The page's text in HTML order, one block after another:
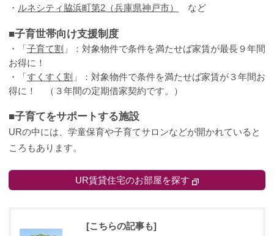
・ ルネシティ脇浜町第2（兵庫県神戸市） など
■子育世帯向け支援制度
・「子育て割 」：対象物件で条件を満たせば家賃が最長９年間
お得に！
・「すくすく割 」：対象物件で条件を満たせば家賃が３年間お
得に！ （３年間の定期借家契約です。）
■子育てをサポートする施設
URの中には、学童保育や子育てサロンなどが開かれていると
ころもあります。
UR賃貸住宅のお部屋を探す
[こちらの記事も]